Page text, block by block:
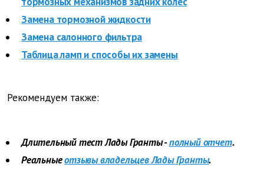
Замена тормозной жидкости
Замена салонного фильтра
Таблица ламп и способы их замены
Рекомендуем также:
Длительный тест Лады Гранты -полный отчет.
Реальныеотзывы владельцев Лады Гранты.